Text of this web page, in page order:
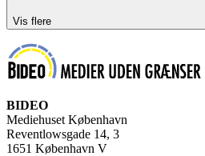
Vis flere
BIDEO
Mediehuset København
Reventlowsgade 14, 3
1651 København V